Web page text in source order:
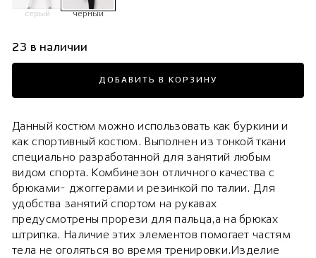
серый черный
23 в наличии
ДОБАВИТЬ В КОРЗИНУ
Данный костюм можно использовать как буркини и
как спортивный костюм. Выполнен из тонкой ткани
специально разработанной для занятий любым
видом спорта. Комбинезон отличного качества с
брюками- джоггерами и резинкой по талии. Для
удобства занятий спортом на рукавах
предусмотрены прорези для пальца,а на брюках
штрипка. Наличие этих элементов помогает частям
тела не оголяться во время тренировки.Изделие